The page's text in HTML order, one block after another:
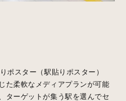
ポスター（駅貼りポスター）
た柔軟なメディアプランが可能
ターゲットが集う駅を選んでセ